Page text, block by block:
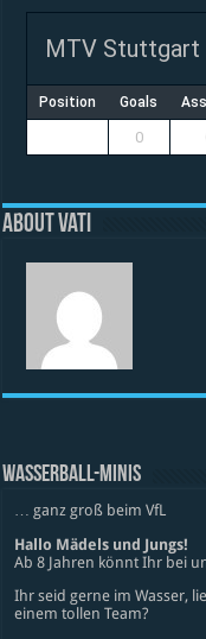
MTV Stuttgart
Position Goals
0
About vati
WASSERBALL-MINIS
… ganz groß beim VfL
Hallo Mädels und Jungs!
Ab 8 Jahren könnt Ihr bei
Ihr seid gerne im Wasser,
einem tollen Team?